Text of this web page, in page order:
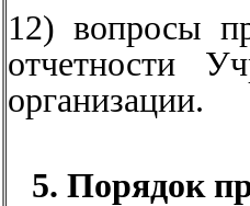
12) вопросы
отчетности
организации.
5. Порядок